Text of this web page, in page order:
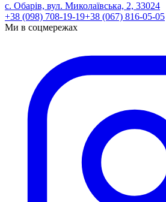
с. Обарів, вул. Миколаївська, 2, 33024
+38 (098) 708-19-19+38 (067) 816-05-05
Ми в соцмережах